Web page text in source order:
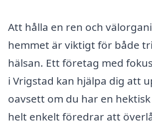
Att hålla en ren och
hemmet är viktigt för både
hälsan. Ett företag med
i Vrigstad kan hjälpa dig att
oavsett om du har en
helt enkelt föredrar att